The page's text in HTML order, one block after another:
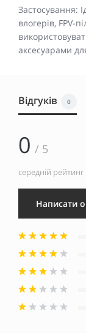
Застосування:
влогерів, FPV-
аксесуарами
Відгуків 0
0 / 5
середній
Написати